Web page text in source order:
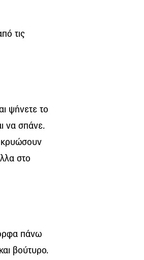
τις
ψήνετε το
να σπάνε.
κρυώσουν
στο
πάνω
βούτυρο.